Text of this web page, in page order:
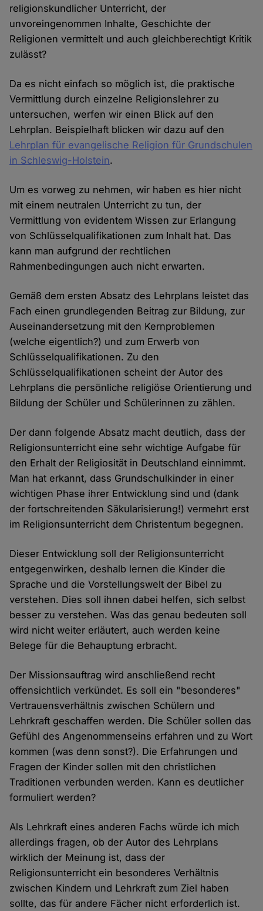
religionskundlicher Unterricht, der
unvoreingenommen Inhalte, Geschichte der
Religionen vermittelt und auch gleichberechtigt Kritik
zulässt?
Da es nicht einfach so möglich ist, die praktische
Vermittlung durch einzelne Religionslehrer zu
untersuchen, werfen wir einen Blick auf den
Lehrplan. Beispielhaft blicken wir dazu auf den
Lehrplan für evangelische Religion für Grundschulen
in Schleswig-Holstein.
Um es vorweg zu nehmen, wir haben es hier nicht
mit einem neutralen Unterricht zu tun, der
Vermittlung von evidentem Wissen zur Erlangung
von Schlüsselqualifikationen zum Inhalt hat. Das
kann man aufgrund der rechtlichen
Rahmenbedingungen auch nicht erwarten.
Gemäß dem ersten Absatz des Lehrplans leistet das
Fach einen grundlegenden Beitrag zur Bildung, zur
Auseinandersetzung mit den Kernproblemen
(welche eigentlich?) und zum Erwerb von
Schlüsselqualifikationen. Zu den
Schlüsselqualifikationen scheint der Autor des
Lehrplans die persönliche religiöse Orientierung und
Bildung der Schüler und Schülerinnen zu zählen.
Der dann folgende Absatz macht deutlich, dass der
Religionsunterricht eine sehr wichtige Aufgabe für
den Erhalt der Religiosität in Deutschland einnimmt.
Man hat erkannt, dass Grundschulkinder in einer
wichtigen Phase ihrer Entwicklung sind und (dank
der fortschreitenden Säkularisierung!) vermehrt erst
im Religionsunterricht dem Christentum begegnen.
Dieser Entwicklung soll der Religionsunterricht
entgegenwirken, deshalb lernen die Kinder die
Sprache und die Vorstellungswelt der Bibel zu
verstehen. Dies soll ihnen dabei helfen, sich selbst
besser zu verstehen. Was das genau bedeuten soll
wird nicht weiter erläutert, auch werden keine
Belege für die Behauptung erbracht.
Der Missionsauftrag wird anschließend recht
offensichtlich verkündet. Es soll ein "besonderes"
Vertrauensverhältnis zwischen Schülern und
Lehrkraft geschaffen werden. Die Schüler sollen das
Gefühl des Angenommenseins erfahren und zu Wort
kommen (was denn sonst?). Die Erfahrungen und
Fragen der Kinder sollen mit den christlichen
Traditionen verbunden werden. Kann es deutlicher
formuliert werden?
Als Lehrkraft eines anderen Fachs würde ich mich
allerdings fragen, ob der Autor des Lehrplans
wirklich der Meinung ist, dass der
Religionsunterricht ein besonderes Verhältnis
zwischen Kindern und Lehrkraft zum Ziel haben
sollte, das für andere Fächer nicht erforderlich ist.